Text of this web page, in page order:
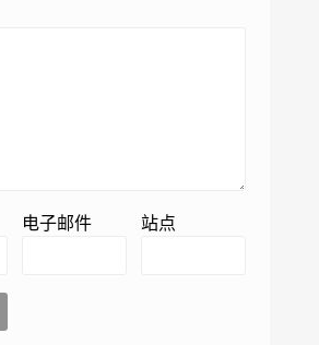
电子邮件 站点